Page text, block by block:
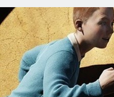
On parle de quoi ?
A Lyon
Bon plan du dimanche
Coup de coeur
Daddy
Engagé